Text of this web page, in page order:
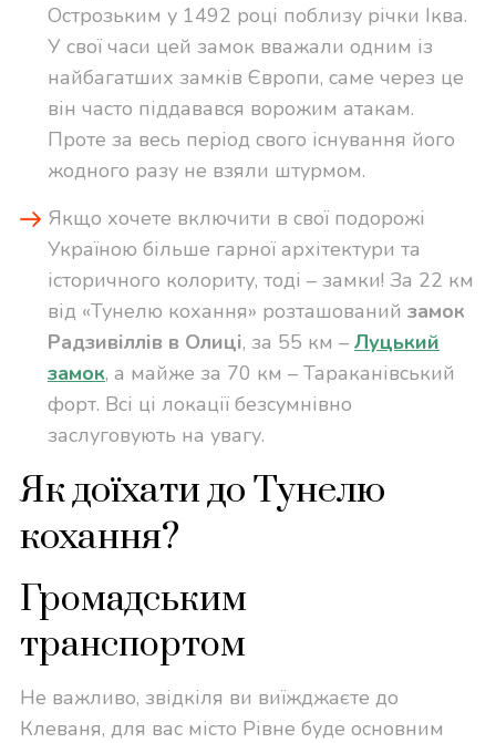
Острозьким у 1492 році поблизу річки Іква.
У свої часи цей замок вважали одним із
найбагатших замків Європи, саме через це
він часто піддавався ворожим атакам.
Проте за весь період свого існування його
жодного разу не взяли штурмом.
Якщо хочете включити в свої подорожі
Україною більше гарної архітектури та
історичного колориту, тоді – замки! За 22 км
від «Тунелю кохання» розташований замок
Радзивіллів в Олиці, за 55 км – Луцький
замок, а майже за 70 км – Тараканівський
форт. Всі ці локації безсумнівно
заслуговують на увагу.
Як доїхати до Тунелю
кохання?
Громадським
транспортом
Не важливо, звідкіля ви виїжджаєте до
Клеваня, для вас місто Рівне буде основним